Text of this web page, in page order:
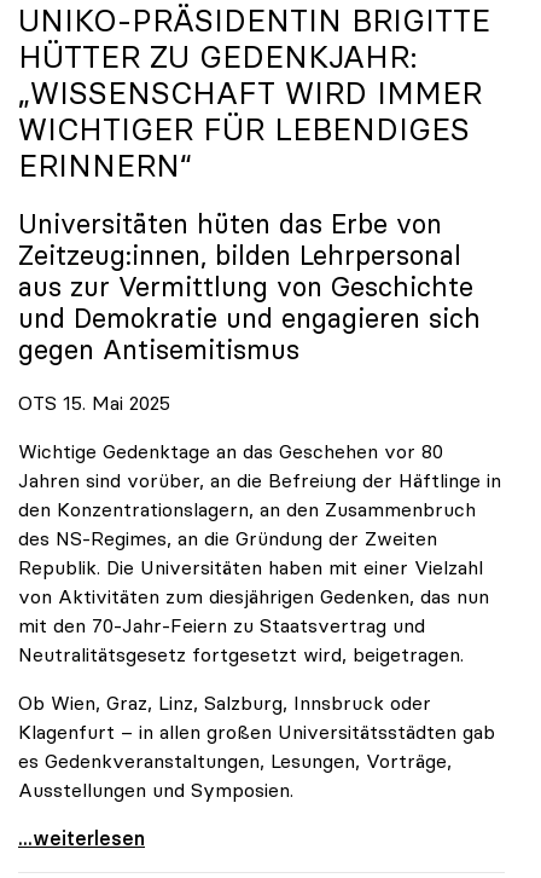
UNIKO-PRÄSIDENTIN BRIGITTE
HÜTTER ZU GEDENKJAHR:
„WISSENSCHAFT WIRD IMMER
WICHTIGER FÜR LEBENDIGES
ERINNERN“
Universitäten hüten das Erbe von
Zeitzeug:innen, bilden Lehrpersonal
aus zur Vermittlung von Geschichte
und Demokratie und engagieren sich
gegen Antisemitismus
OTS 15. Mai 2025
Wichtige Gedenktage an das Geschehen vor 80
Jahren sind vorüber, an die Befreiung der Häftlinge in
den Konzentrationslagern, an den Zusammenbruch
des NS-Regimes, an die Gründung der Zweiten
Republik. Die Universitäten haben mit einer Vielzahl
von Aktivitäten zum diesjährigen Gedenken, das nun
mit den 70-Jahr-Feiern zu Staatsvertrag und
Neutralitätsgesetz fortgesetzt wird, beigetragen.
Ob Wien, Graz, Linz, Salzburg, Innsbruck oder
Klagenfurt – in allen großen Universitätsstädten gab
es Gedenkveranstaltungen, Lesungen, Vorträge,
Ausstellungen und Symposien.
uniko-Präsidentin Brigitte Hütter zu Gedenkjahr:
...weiterlesen